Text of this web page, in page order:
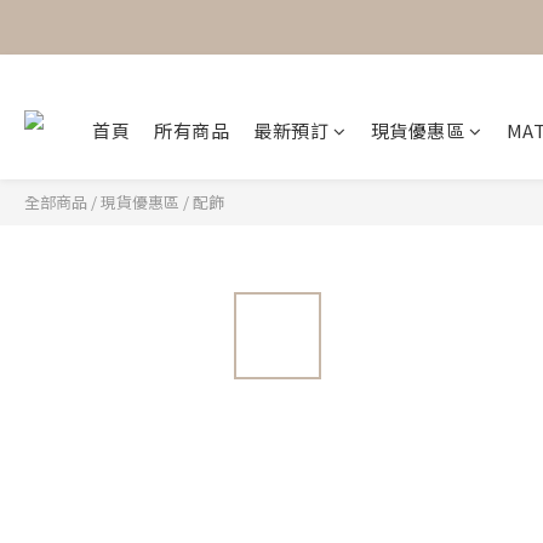
首頁 所有商品 最新預訂 現貨優惠區
全部商品 /現貨優惠區 /配飾